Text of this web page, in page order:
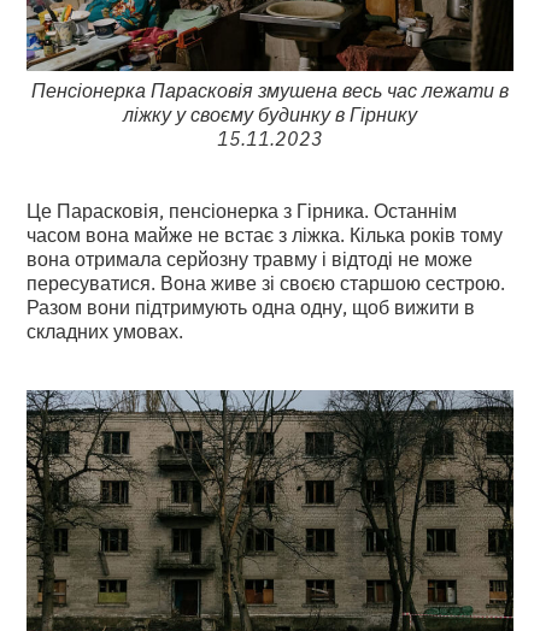
Пенсіонерка Парасковія змушена весь час лежати в
ліжку у своєму будинку в Гірнику
15.11.2023
Це Парасковія, пенсіонерка з Гірника. Останнім
часом вона майже не встає з ліжка. Кілька років тому
вона отримала серйозну травму і відтоді не може
пересуватися. Вона живе зі своєю старшою сестрою.
Разом вони підтримують одна одну, щоб вижити в
складних умовах.